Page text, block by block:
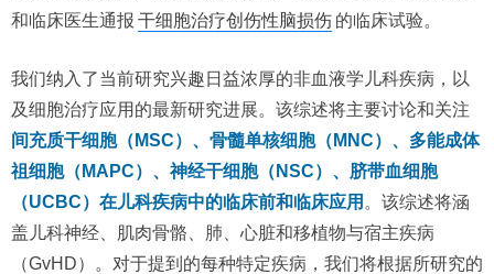
和临床医生通报 干细胞治疗创伤性脑损伤 的临床试验。
我们纳入了当前研究兴趣日益浓厚的非血液学儿科疾病，以
及细胞治疗应用的最新研究进展。该综述将主要讨论和关注
间充质干细胞（MSC）、骨髓单核细胞（MNC）、多能成体
祖细胞（MAPC）、神经干细胞（NSC）、脐带血细胞
（UCBC）在儿科疾病中的临床前和临床应用 。该综述将涵
盖儿科神经、肌肉骨骼、肺、心脏和移植物与宿主疾病
（GvHD）。对于提到的每种特定疾病，我们将根据所研究的